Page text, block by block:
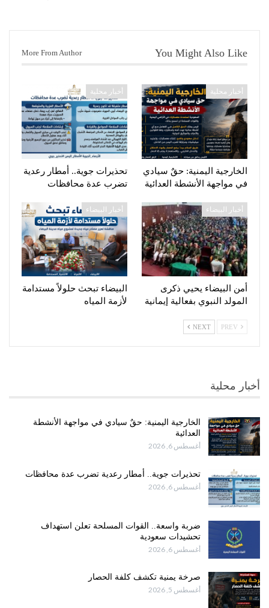
You Might Also Like
More From Author
أخبار محلية
الخارجية اليمنية: حقٌ سيادي
في مواجهة الأنشطة العدائية
أخبار محلية
تحذيرات جوية.. أمطار رعدية
تضرب عدة محافظات
أخبار البيضاء
أمن البيضاء يحيي ذكرى
المولد النبوي بفعالية إيمانية
أخبار البيضاء
البيضاء تبحث حلولاً مستدامة
لأزمة المياه
NEXT
أخبار محلية
الخارجية اليمنية: حقٌ سيادي في مواجهة الأنشطة
العدائية
أغسطس 6, 2026
تحذيرات جوية.. أمطار رعدية تضرب عدة محافظات
أغسطس 6, 2026
ضربة واسعة.. القوات المسلحة تعلن استهداف
تحشيدات سعودية
أغسطس 6, 2026
صرخة يمنية تكشف كلفة الحصار
أغسطس 5, 2026